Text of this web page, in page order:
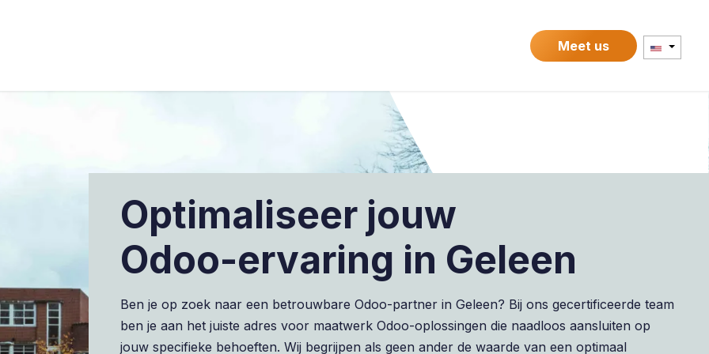
Meet us
Optimaliseer jouw
Odoo-ervaring in Geleen
Ben je op zoek naar een betrouwbare Odoo-partner in Geleen? Bij ons gecertificeerde team
ben je aan het juiste adres voor maatwerk Odoo-oplossingen die naadloos aansluiten op
jouw specifieke behoeften. Wij begrijpen als geen ander de waarde van een optimaal